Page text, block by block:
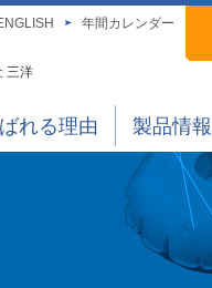
年間カレンダー
三洋
れる理由 製品情報